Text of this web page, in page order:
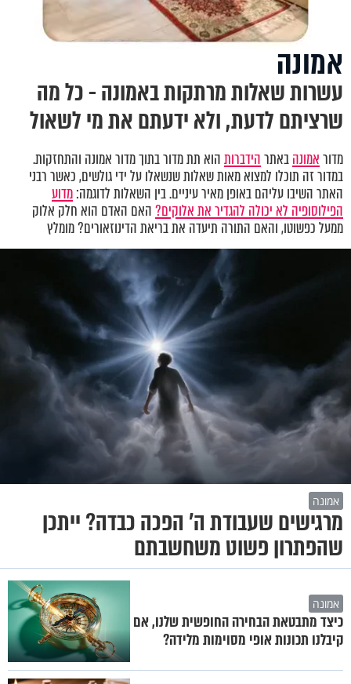
אמונה
עשרות שאלות מרתקות באמונה - כל מה
שרציתם לדעת, ולא ידעתם את מי לשאול
מדוראמונהבאתרהידברותהוא תת מדור בתוך מדור אמונה והתחזקות.
במדור זה תוכלו למצוא מאות שאלות שנשאלו על ידי גולשים, כאשר רבני
האתר השיבו עליהם באופן מאיר עיניים. בין השאלות לדוגמה:מדוע
הפילוסופיה לא יכולה להגדיר את אלוקים?האם האדם הוא חלק אלוק
ממעל כפשוטו, והאם התורה תיעדה את בריאת הדינוזאורים? מומלץ
אמונה
מרגישים שעבודת ה' הפכה כבדה? ייתכן
שהפתרון פשוט משחשבתם
אמונה
כיצד מתבטאת הבחירה החופשית שלנו, אם
קיבלנו תכונות אופי מסוימות מלידה?